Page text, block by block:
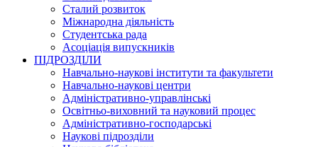
Сталий розвиток
Міжнародна діяльність
Студентська рада
Асоціація випускників
ПІДРОЗДІЛИ
Навчально-наукові інститути та факультети
Навчально-наукові центри
Адміністративно-управлінські
Освітньо-виховний та науковий процес
Адміністративно-господарські
Наукові підрозділи